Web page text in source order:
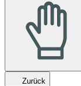
Zurück